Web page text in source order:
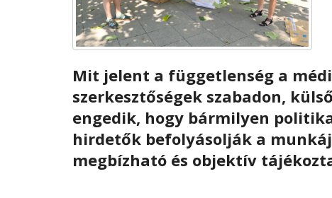
Mit jelent a függetlenség a
szerkesztőségek szabadon,
engedik, hogy bármilyen
hirdetők befolyásolják a
megbízható és objektív